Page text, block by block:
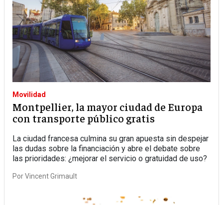
Movilidad
Montpellier, la mayor ciudad de Europa
con transporte público gratis
La ciudad francesa culmina su gran apuesta sin despejar
las dudas sobre la financiación y abre el debate sobre
las prioridades: ¿mejorar el servicio o gratuidad de uso?
PorVincent Grimault